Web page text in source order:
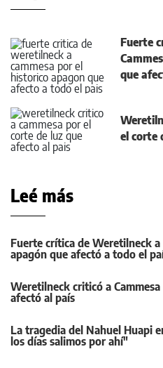
Fuerte
que
el corte
Leé más
Fuerte crítica de Weretilneck
apagón que afectó a todo el
Weretilneck criticó a
afectó al país
La tragedia del Nahuel Huapi
los días salimos por ahí"